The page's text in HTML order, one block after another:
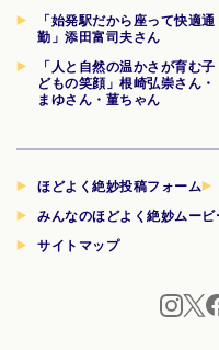
「始発駅だから座って快適通
勤」添田富司夫さん
「人と自然の温かさが育む子
どもの笑顔」根崎弘崇さん・
まゆさん・菫ちゃん
ほどよく絶妙投稿フォーム
みんなのほどよく絶妙ムー
サイトマップ